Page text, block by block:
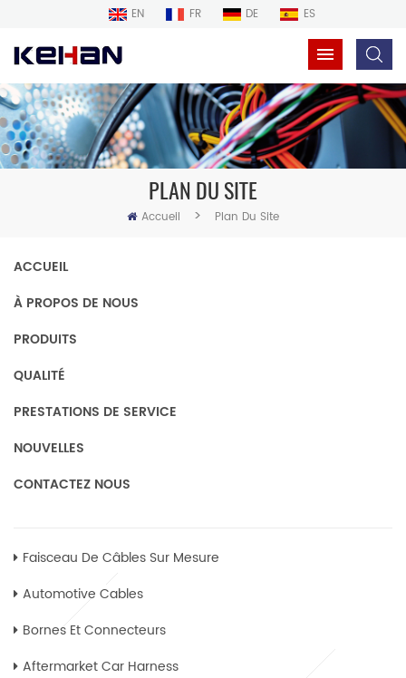
EN FR DE ES
PLAN DU SITE
Accueil > Plan Du Site
ACCUEIL
À PROPOS DE NOUS
PRODUITS
QUALITÉ
PRESTATIONS DE SERVICE
NOUVELLES
CONTACTEZ NOUS
Faisceau De Câbles Sur Mesure
Automotive Cables
Bornes Et Connecteurs
Aftermarket Car Harness